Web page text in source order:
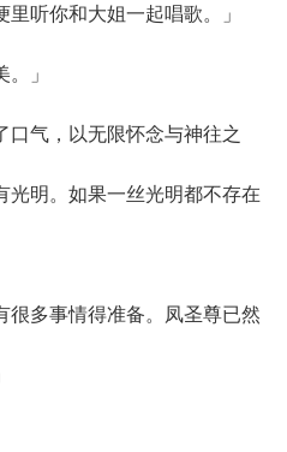
听你和大姐一起唱歌。」
」
气，以无限怀念与神往之
光明。如果一丝光明都不存在
多事情得准备。凤圣尊已然